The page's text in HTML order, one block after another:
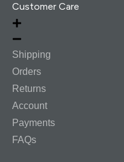
Customer Care
Shipping
Orders
Returns
Account
Payments
FAQs